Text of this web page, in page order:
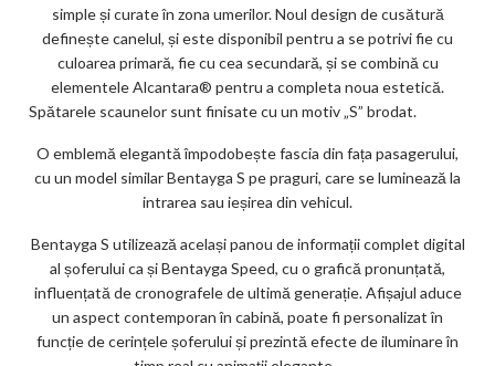
simple și curate în zona umerilor. Noul design de cusătură
definește canelul, și este disponibil pentru a se potrivi fie cu
culoarea primară, fie cu cea secundară, și se combină cu
elementele Alcantara® pentru a completa noua estetică.
Spătarele scaunelor sunt finisate cu un motiv „S” brodat.
O emblemă elegantă împodobește fascia din fața pasagerului,
cu un model similar Bentayga S pe praguri, care se luminează la
intrarea sau ieșirea din vehicul.
Bentayga S utilizează același panou de informații complet digital
al șoferului ca și Bentayga Speed, cu o grafică pronunțată,
influențată de cronografele de ultimă generație. Afișajul aduce
un aspect contemporan în cabină, poate fi personalizat în
funcție de cerințele șoferului și prezintă efecte de iluminare în